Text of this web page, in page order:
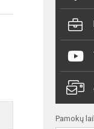
Pamokų